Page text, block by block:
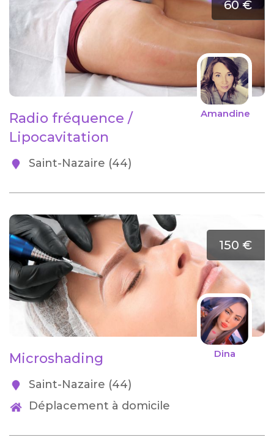
60 €
Amandine
Radio fréquence /
Lipocavitation
Saint-Nazaire (44)
150 €
Dina
Microshading
Saint-Nazaire (44)
Déplacement à domicile